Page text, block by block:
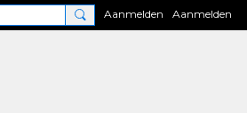
Aanmelden Aanmelden